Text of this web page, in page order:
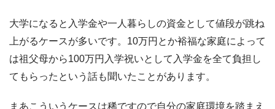
大学になると入学金や一人暮らしの資金として値段が跳ね
上がるケースが多いです。10万円とか裕福な家庭によって
は祖父母から100万円入学祝いとして入学金を全て負担し
てもらったという話も聞いたことがあります。
まあこういうケースは稀ですので自分の家庭環境を踏まえ